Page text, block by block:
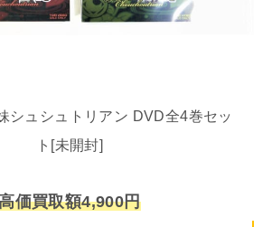
シュシュトリアン DVD全4巻セッ
ト[未開封]
価買取額4,900円